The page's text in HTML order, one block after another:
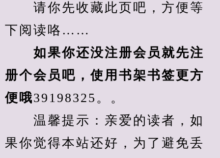
请你先收藏此页吧，方便等
下阅读咯……
如果你还没注册会员就先注
册个会员吧，使用书架书签更方
便哦39198325。。
温馨提示：亲爱的读者，如
果你觉得本站还好，为了避免丢